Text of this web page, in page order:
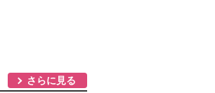
さらに見る